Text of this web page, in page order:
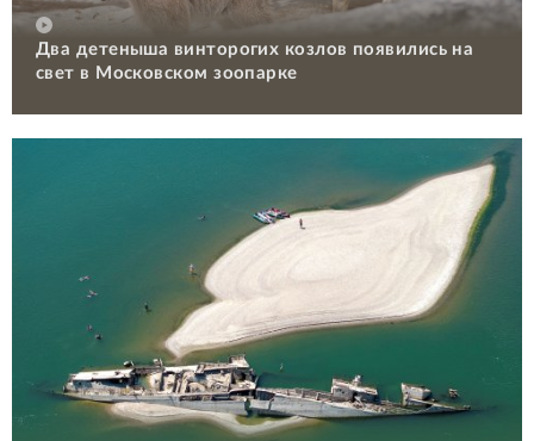
Два детеныша винторогих козлов появились на
свет в Московском зоопарке